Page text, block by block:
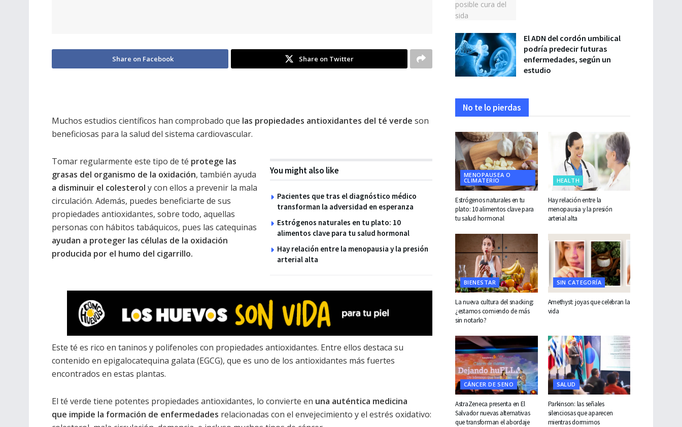
Share on Facebook Share on Twitter
Muchos estudios científicos han comprobado que las propiedades antioxidantes del té verde son
beneficiosas para la salud del sistema cardiovascular.
You might also like
Pacientes que tras el diagnóstico médico
transforman la adversidad en esperanza
Estrógenos naturales en tu plato: 10
alimentos clave para tu salud hormonal
Hay relación entre la menopausia y la presión
arterial alta
Tomar regularmente este tipo de té protege las
grasas del organismo de la oxidación, también ayuda
a disminuir el colesterol y con ellos a prevenir la mala
circulación. Además, puedes beneficiarte de sus
propiedades antioxidantes, sobre todo, aquellas
personas con hábitos tabáquicos, pues las catequinas
ayudan a proteger las células de la oxidación
producida por el humo del cigarrillo.
Este té es rico en taninos y polifenoles con propiedades antioxidantes. Entre ellos destaca su
contenido en epigalocatequina galata (EGCG), que es uno de los antioxidantes más fuertes
encontrados en estas plantas.
El té verde tiene potentes propiedades antioxidantes, lo convierte en una auténtica medicina
que impide la formación de enfermedades relacionadas con el envejecimiento y el estrés oxidativo:
El ADN del cordón umbilical
podría predecir futuras
enfermedades, según un
estudio
No te lo pierdas
MENOPAUSEA O
CLIMATERIO
Estrógenos naturales en tu
plato: 10 alimentos clave para
tu salud hormonal
HEALTH
Hay relación entre la
menopausia y la presión
arterial alta
BIENESTAR
La nueva cultura del snacking:
¿estamos comiendo de más
sin notarlo?
SIN CATEGORÍA
Amethyst: joyas que celebran la
vida
CÁNCER DE SENO
AstraZeneca presenta en El
Salvador nuevas alternativas
que transforman el abordaje
SALUD
Parkinson: las señales
silenciosas que aparecen
mientras dormimos